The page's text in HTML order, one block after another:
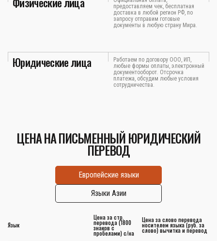
предоставляем чек, бесплатная
доставка в любой регион РФ, по
запросу отправим готовые
документы в любую страну Мира.
Юридические лица
Работаем по договору ООО, ИП,
любые формы оплаты, электронный
документооборот. Отсрочка
платежа, обсудим любые условия
сотрудничества.
ЦЕНА НА ПИСЬМЕННЫЙ ЮРИДИЧЕСКИЙ
ПЕРЕВОД
Европейские языки
Языки Азии
Язык
Цена за стр.
перевода (1800
знаков с
пробелами) с/на
Цена за слово перевода
носителем языка (руб. за
слово) вычитка и перевод